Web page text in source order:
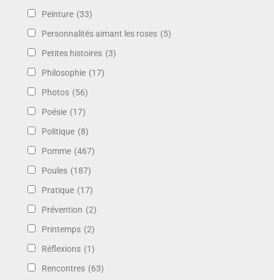
Peinture (33)
Personnalités aimant les roses (5)
Petites histoires (3)
Philosophie (17)
Photos (56)
Poésie (17)
Politique (8)
Pomme (467)
Poules (187)
Pratique (17)
Prévention (2)
Printemps (2)
Réflexions (1)
Rencontres (63)